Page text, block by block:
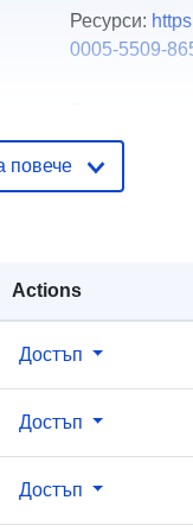
Actions
Достъп
Достъп
Достъп
Ресурси:
0005-5509-
Добавено
https://
4729
http://
повече